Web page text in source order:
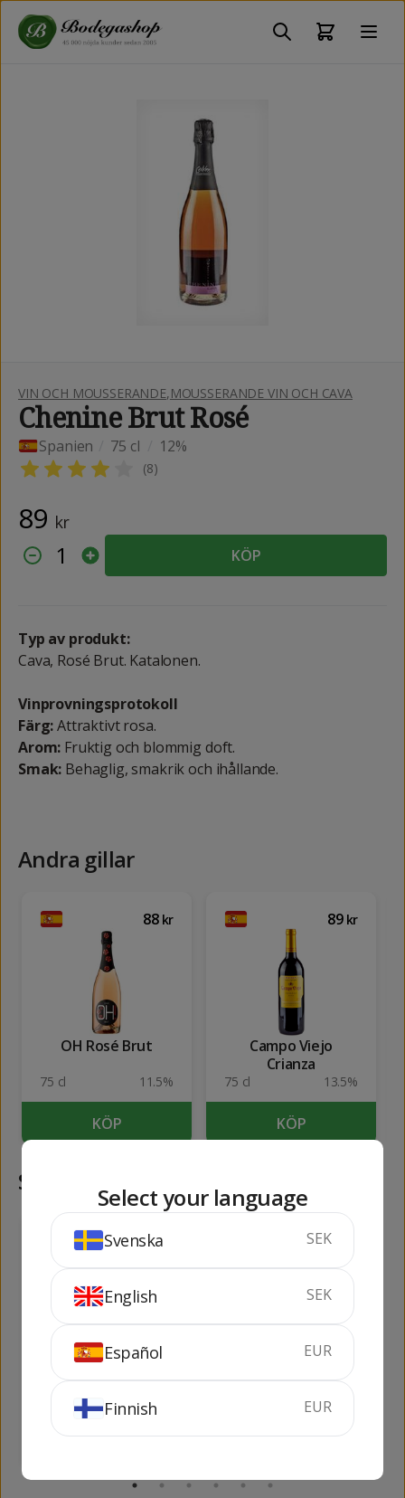
VIN OCH MOUSSERANDE,MOUSSERANDE VIN OCH CAVA
Chenine Brut Rosé
Spanien 75 cl 12%
(8)
89 kr
1 KÖP
Typ av produkt:
Cava, Rosé Brut. Katalonen.
Vinprovningsprotokoll
Färg:Attraktivt rosa.
Arom: Fruktig och blommig doft.
Smak: Behaglig, smakrik och ihållande.
Andra gillar
88 kr
OH Rosé Brut
75 cl 11.5%
KÖP
89 kr
Campo Viejo
Crianza
75 cl 13.5%
KÖP
Samma kategori
140kr
1 + 1 = 3 Brut
11.5%
84
Perelada Cava Rosé
Brut
11.5%
Select your language
Svenska SEK
English SEK
Español EUR
Finnish EUR